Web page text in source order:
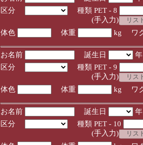
区分
種類 PET - 8
(手入力)
体色
体重 kg ワ
お名前 誕生日
区分
種類 PET - 9
(手入力)
体色
体重 kg ワ
お名前 誕生日
区分
種類 PET - 10
(手入力)